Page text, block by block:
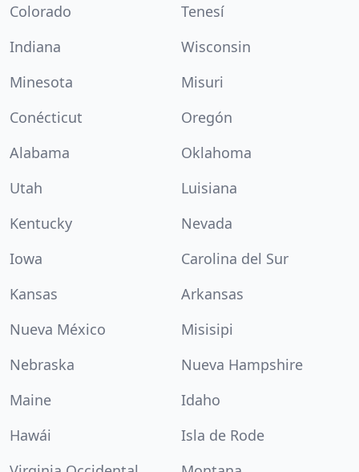
Colorado
Tenesí
Indiana
Wisconsin
Minesota
Misuri
Conécticut
Oregón
Alabama
Oklahoma
Utah
Luisiana
Kentucky
Nevada
Iowa
Carolina del Sur
Kansas
Arkansas
Nueva México
Misisipi
Nebraska
Nueva Hampshire
Maine
Idaho
Hawái
Isla de Rode